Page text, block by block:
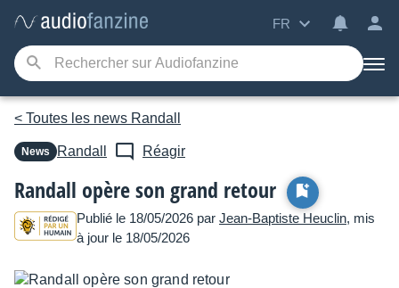
FR
< Toutes les news Randall
News Randall Réagir
Randall opère son grand retour
Publié le 18/05/2026 par Jean-Baptiste Heuclin, mis
à jour le 18/05/2026